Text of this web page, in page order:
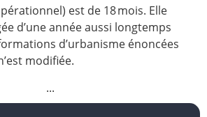
est de 18 mois. Elle
d’une année aussi longtemps
d’urbanisme énoncées
modifiée.
...